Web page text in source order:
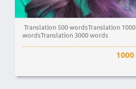
Translation 500 wordsTranslation 1000
wordsTranslation 3000 words
1000